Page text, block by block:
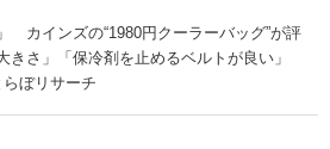
カインズの“1980円クーラーバッグ”が評
さ」「保冷剤を止めるベルトが良い」
らぼリサーチ